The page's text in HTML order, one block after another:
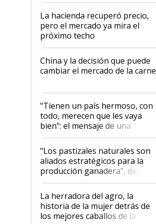
La hacienda recuperó precio,
pero el mercado ya mira el
próximo techo
China y la decisión que puede
cambiar el mercado de la carne
"Tienen un país hermoso, con
todo, merecen que les vaya
bien": el mensaje de una
ganadera uruguaya sobre las
oportunidades que se abren
para el agro en Argentina, con
foco en la carne
"Los pastizales naturales son
aliados estratégicos para la
producción ganadera", destaca
la iniciativa que ya reúne a 46
establecimientos en Argentina
La herradora del agro, la
historia de la mujer detrás de
los mejores caballos de la